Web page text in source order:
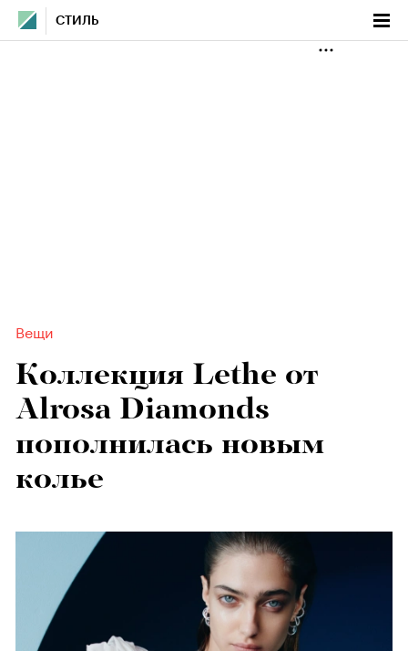
СТИЛЬ
Вещи
Коллекция Lethe от
Alrosa Diamonds
пополнилась новым
колье